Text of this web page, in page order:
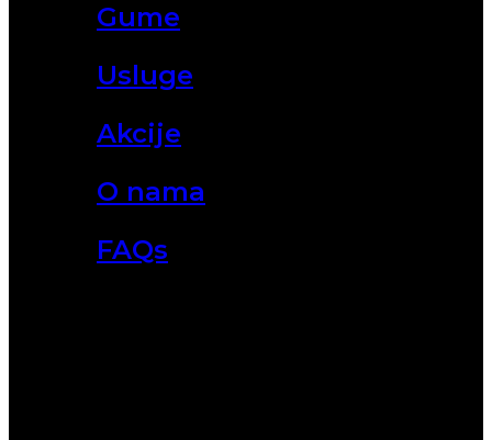
Gume
Usluge
Akcije
O nama
FAQs